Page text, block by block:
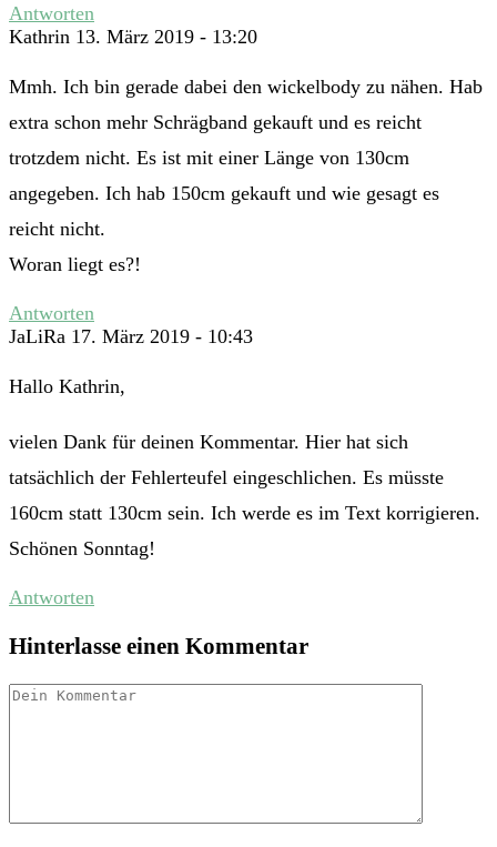
Antworten
Kathrin 13. März 2019 - 13:20
Mmh. Ich bin gerade dabei den wickelbody zu nähen. Hab
extra schon mehr Schrägband gekauft und es reicht
trotzdem nicht. Es ist mit einer Länge von 130cm
angegeben. Ich hab 150cm gekauft und wie gesagt es
reicht nicht.
Woran liegt es?!
Antworten
JaLiRa 17. März 2019 - 10:43
Hallo Kathrin,
vielen Dank für deinen Kommentar. Hier hat sich
tatsächlich der Fehlerteufel eingeschlichen. Es müsste
160cm statt 130cm sein. Ich werde es im Text korrigieren.
Schönen Sonntag!
Antworten
Hinterlasse einen Kommentar